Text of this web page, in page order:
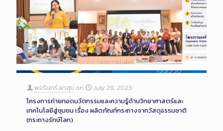
พจรินทร์ ผาสุข on
July 28, 2023
โครงการถ่ายทอดนวัตกรรมและความรู้ด้านวิทยาศาสตร์และ
เทคโนโลยีสู่ชุมชน เรื่อง ผลิตภัณฑ์กระถางจากวัสดุธรรมชาติ
(กระถางรักษ์โลก)